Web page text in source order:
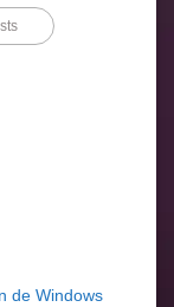
de Windows